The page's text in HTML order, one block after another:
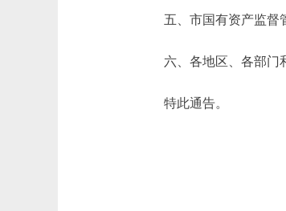
五、市国有资产监督管
六、各地区、各部门和
特此通告。